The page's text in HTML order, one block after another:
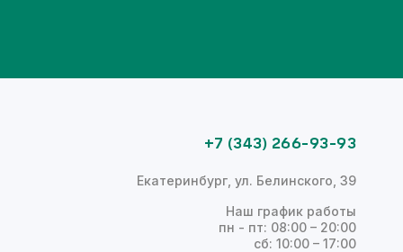
+7 (343) 266-93-93
Екатеринбург, ул. Белинского, 39
Наш график работы
пн - пт: 08:00 – 20:00
сб: 10:00 – 17:00